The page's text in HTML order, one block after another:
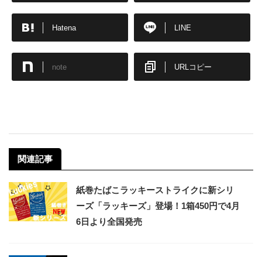
Hatena LINE
note URLコピー
関連記事
紙巻たばこラッキーストライクに新シリ
ーズ「ラッキーズ」登場！1箱450円で4月
6日より全国発売